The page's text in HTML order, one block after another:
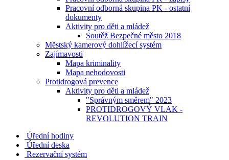
Pracovní odborná skupina PK - ostatní
dokumenty
Aktivity pro děti a mládež
Soutěž Bezpečné město 2018
Městský kamerový dohlížecí systém
Zajímavosti
Mapa kriminality
Mapa nehodovosti
Protidrogová prevence
Aktivity pro děti a mládež
"Správným směrem" 2023
PROTIDROGOVÝ VLAK -
REVOLUTION TRAIN
Úřední hodiny
Úřední deska
Rezervační systém